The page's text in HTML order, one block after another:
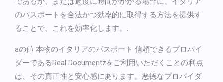
のパスポートを合法かつ効率的に取得する方法を提供す
ることで、これを効率化します。.
aの値 本物のイタリアのパスポート 信頼できるプロバイ
ダーであるReal Documentzをご利用いただくことの利点
は、その真正性と安心感にあります。悪徳なプロバイダ